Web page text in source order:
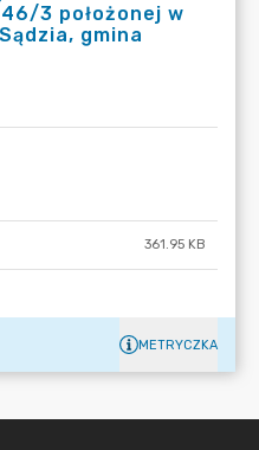
3 położonej w
gmina
361.95 KB
METRYCZKA